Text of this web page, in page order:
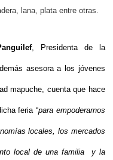
lana, plata entre otras.
, Presidenta de la
asesora a los jóvenes
mapuche, cuenta que hace
feria “para empoderarnos
locales, los mercados
local de una familia y la